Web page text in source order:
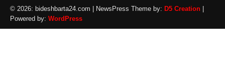
© 2026: bideshbarta24.com | NewsPress Theme by: D5 Creation
Powered by: WordPress